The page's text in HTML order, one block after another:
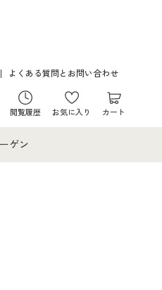
よくある質問とお問い合わせ
閲覧履歴 お気に入り カート
ゲン